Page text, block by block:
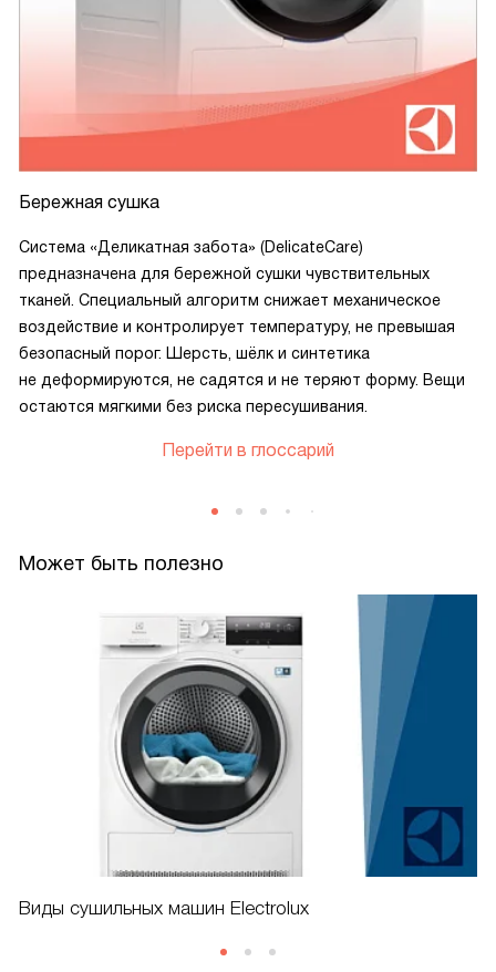
Бережная сушка
Система «Деликатная забота» (DelicateCare)
предназначена для бережной сушки чувствительных
тканей. Специальный алгоритм снижает механическое
воздействие и контролирует температуру, не превышая
безопасный порог. Шерсть, шёлк и синтетика
не деформируются, не садятся и не теряют форму. Вещи
остаются мягкими без риска пересушивания.
Перейти в глоссарий
Может быть полезно
Виды сушильных машин Electrolux